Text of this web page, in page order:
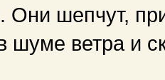
Они шепчут,
шуме ветра и